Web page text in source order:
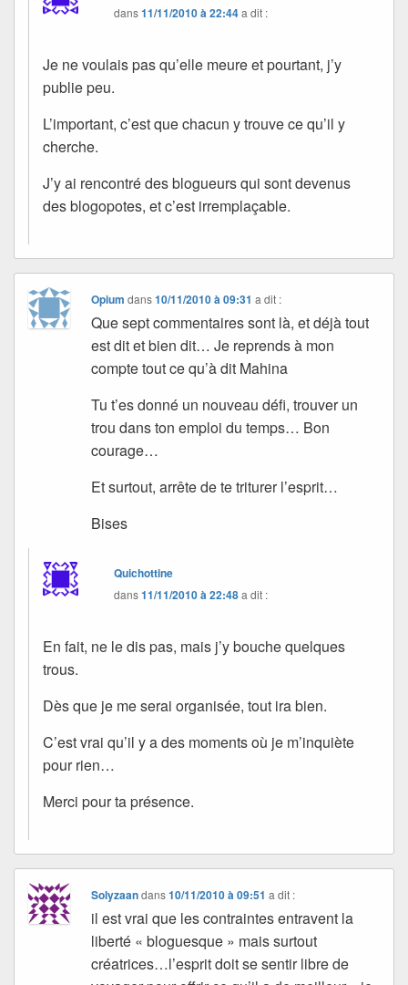
dans11/11/2010 à 22:44a dit :
Je ne voulais pas qu’elle meure et pourtant, j’y
publie peu.
L’important, c’est que chacun y trouve ce qu’il y
cherche.
J’y ai rencontré des blogueurs qui sont devenus
des blogopotes, et c’est irremplaçable.
Opium dans10/11/2010 à 09:31 a dit :
Que sept commentaires sont là, et déjà tout
est dit et bien dit… Je reprends à mon
compte tout ce qu’à dit Mahina
Tu t’es donné un nouveau défi, trouver un
trou dans ton emploi du temps… Bon
courage…
Et surtout, arrête de te triturer l’esprit…
Bises
Quichottine
dans11/11/2010 à 22:48a dit :
En fait, ne le dis pas, mais j’y bouche quelques
trous.
Dès que je me serai organisée, tout ira bien.
C’est vrai qu’il y a des moments où je m’inquiète
pour rien…
Merci pour ta présence.
Solyzaandans10/11/2010 à 09:51 a dit :
il est vrai que les contraintes entravent la
liberté « bloguesque » mais surtout
créatrices…l’esprit doit se sentir libre de